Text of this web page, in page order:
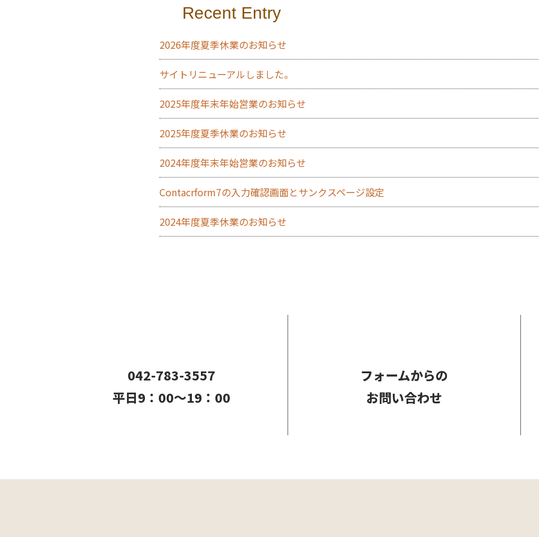
Recent Entry
2026年度夏季休業のお知らせ
サイトリニューアルしました。
2025年度年末年始営業のお知らせ
2025年度夏季休業のお知らせ
2024年度年末年始営業のお知らせ
Contacrform7の入力確認画面とサンクスページ設定
2024年度夏季休業のお知らせ
042-783-3557
平日9：00〜19：00
フォームからの
お問い合わせ